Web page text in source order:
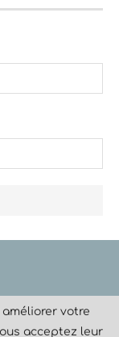
votre
acceptez leur